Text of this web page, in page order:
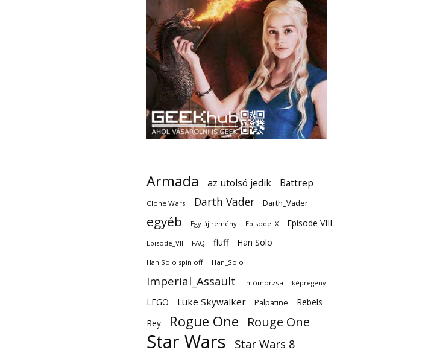
Armada az utolsó jedik Battrep
Clone Wars Darth Vader Darth_Vader
egyéb Egy új remény Episode IX Episode VIII
Episode_VII FAQ fluff Han Solo
Han Solo spin off Han_Solo
Imperial_Assault infómorzsa képregény
LEGO Luke Skywalker Palpatine
Rebels
Rey
Rogue One Rouge One
Star Wars Star Wars 8